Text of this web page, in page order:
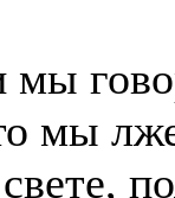
мы
мы